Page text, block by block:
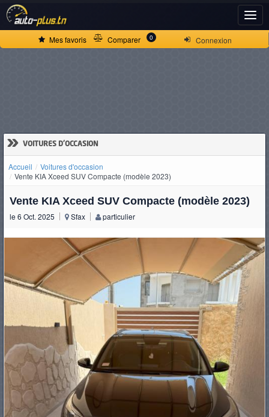
Connexion
Mes favoris Comparer 0
» VOITURES D'OCCASION
Accueil
Voitures d'occasion
Vente KIA Xceed SUV Compacte (modèle 2023)
Vente KIA Xceed SUV Compacte (modèle 2023)
le 6 Oct. 2025 Sfax particulier
ACCUEIL
VOITURES
D'OCCASION
PNEUS